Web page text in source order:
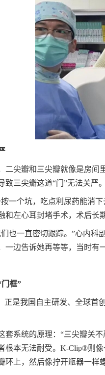
二尖瓣和三尖瓣就像是房
三尖瓣这道“门”无法关严
一个坑，吃点利尿药能消
和左心耳封堵手术，术后长
也一直密切跟踪。”心内
一边告诉她再等等，当时有
框”
正是我国自主研发、全球
系统的原理：“三尖瓣关不
根本无法耐受。K-Clip®则
上，然后像拧开瓶器一样